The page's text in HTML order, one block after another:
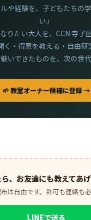
ルや経験を、子どもたちの
い」
りたい大人を、CCN 寺子
く・得意を教える・自由研
いできたものを、次の世代
🌱 教室オーナー候補に登録 →
、お友達にも教えてあ
は自由です。許可も連絡も必
LINEで送る